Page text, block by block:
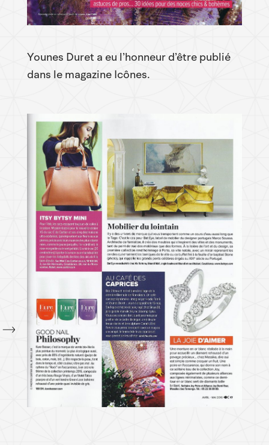
Younes Duret a eu l’honneur d’être publié
dans le magazine Icônes.